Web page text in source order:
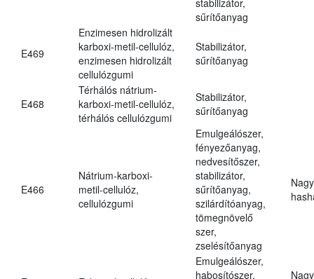
sűrítőanyag
E469
Enzimesen hidrolizált
karboxi-metil-cellulóz,
enzimesen hidrolizált
cellulózgumi
Stabilizátor,
sűrítőanyag
E468
Térhálós nátrium-
karboxi-metil-cellulóz,
térhálós cellulózgumi
Stabilizátor,
sűrítőanyag
E466
Nátrium-karboxi-
metil-cellulóz,
cellulózgumi
Emulgeálószer,
fényezőanyag,
nedvesítőszer,
stabilizátor,
sűrítőanyag,
szilárdítóanyag,
tömegnövelő
szer,
zselésítőanyag
Emulgeálószer,
habosítószer,